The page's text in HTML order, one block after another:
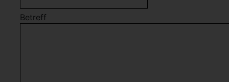
Betreff